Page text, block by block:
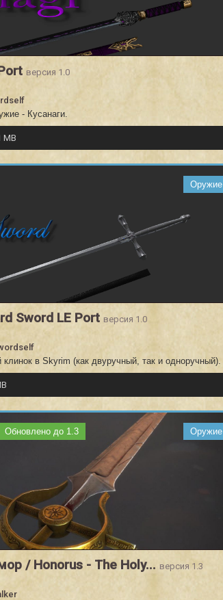
версия 1.0
- Кусанаги.
MB
Оружие
Sword LE Port версия 1.0
в Skyrim (как двуручный, так и одноручный).
Оружие
Обновлено до 1.3
/ Honorus - The Holy... версия 1.3